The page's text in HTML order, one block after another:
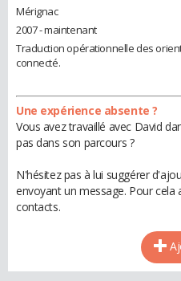
Mérignac
2007 - maintenant
Traduction opérationnelle des
connecté.
Une expérience absente ?
Vous avez travaillé avec David
pas dans son parcours ?
N'hésitez pas à lui suggérer
envoyant un message. Pour
contacts.